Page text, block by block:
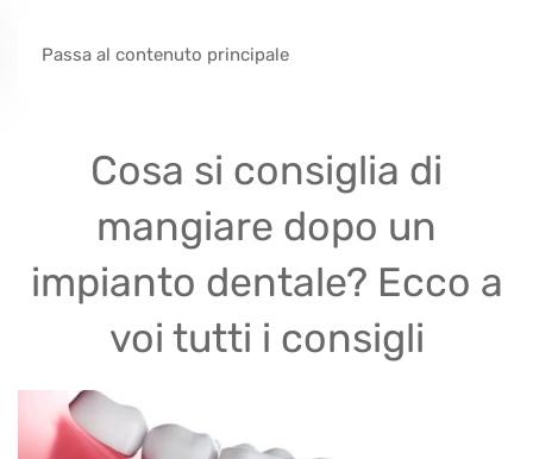
Passa al contenuto principale
Cosa si consiglia di
mangiare dopo un
impianto dentale? Ecco a
voi tutti i consigli